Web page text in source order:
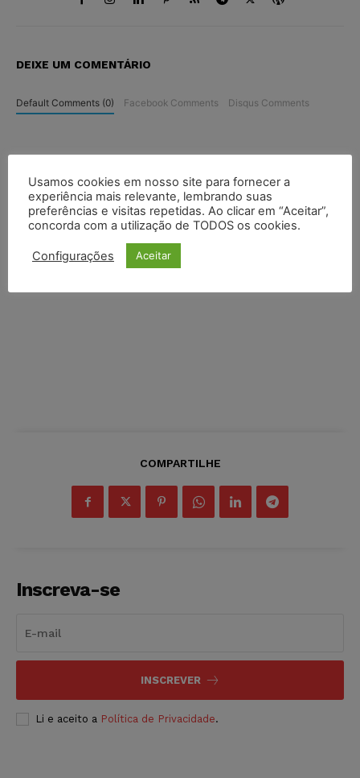
DEIXE UM COMENTÁRIO
Default Comments (0) Facebook Comments Disqus Comments
COMPARTILHE
Inscreva-se
INSCREVER
Li e aceito a Política de Privacidade.
Usamos cookies em nosso site para fornecer a
experiência mais relevante, lembrando suas
preferências e visitas repetidas. Ao clicar em “Aceitar”,
concorda com a utilização de TODOS os cookies.
Configurações Aceitar